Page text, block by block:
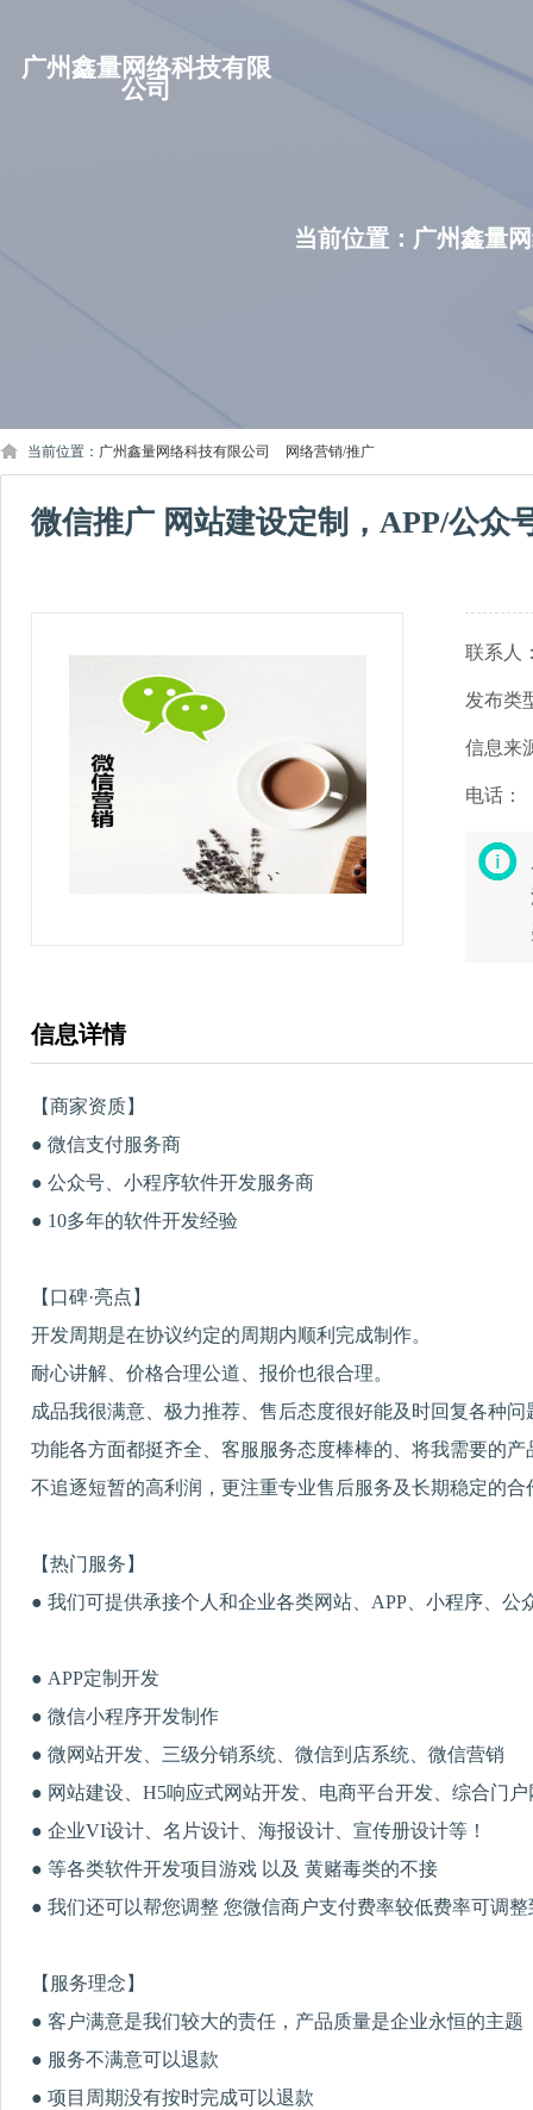
广州鑫量网络科技有限
公司
当前位置： 广州鑫量
当前位置： 广州鑫量网络科技有限公司 网络营销/推广
微信推广 网站建设定制，APP/公众
联系人
发布类
信息来
电话：
信息详情
【商家资质】
● 微信支付服务商
● 公众号、小程序软件开发服务商
● 10多年的软件开发经验
【口碑·亮点】
开发周期是在协议约定的周期内顺利完成制作。
耐心讲解、价格合理公道、报价也很合理。
成品我很满意、极力推荐、售后态度很好能及时回复各种问
功能各方面都挺齐全、客服服务态度棒棒的、将我需要的
不追逐短暂的高利润，更注重专业售后服务及长期稳定的合
【热门服务】
● 我们可提供承接个人和企业各类网站、APP、小程序、公
● APP定制开发
● 微信小程序开发制作
● 微网站开发、三级分销系统、微信到店系统、微信营销
● 网站建设、H5响应式网站开发、电商平台开发、综合门
● 企业VI设计、名片设计、海报设计、宣传册设计等！
● 等各类软件开发项目游戏 以及 黄赌毒类的不接
● 我们还可以帮您调整 您微信商户支付费率较低费率可调
【服务理念】
● 客户满意是我们较大的责任，产品质量是企业永恒的主题
● 服务不满意可以退款
● 项目周期没有按时完成可以退款